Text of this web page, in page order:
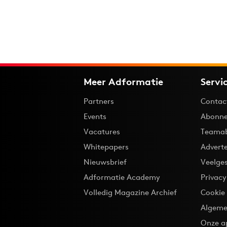
Meer Adformatie
Partners
Events
Vacatures
Whitepapers
Nieuwsbrief
Adformatie Academy
Volledig Magazine Archief
Onze